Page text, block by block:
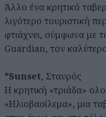
Άλλο ένα κρητικό
λιγότερο τουριστική
φτιάχνει, σύμφωνα με
Guardian, τον
*Sunset, Σταυρός
Η κρητική «τριάδα»
«Ηλιοβασίλεμα», μια